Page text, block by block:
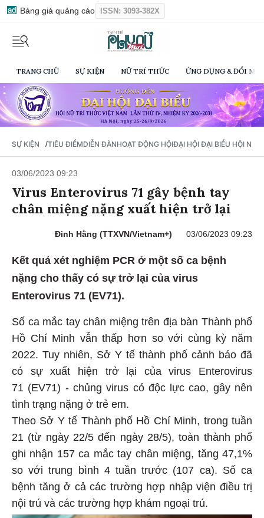
Bảng giá quảng cáo ISSN: 3093-382X
TRANG CHỦ SỰ KIỆN NỮ TRÍ THỨC ỨNG DỤNG & ĐỔI
SỰ KIỆN /TIÊU ĐIỂMDIỄN ĐÀNHOẠT ĐỘNG HỘIĐẠI HỘI ĐẠI BIỂU HỘI NỮ
03/06/2023 09:23
Virus Enterovirus 71 gây bệnh tay
chân miệng nặng xuất hiện trở lại​
Đinh Hằng (TTXVN/Vietnam+) 03/06/2023 09:23
Kết quả xét nghiệm PCR ở một số ca bệnh
nặng cho thấy có sự trở lại của virus
Enterovirus 71 (EV71).
Số ca mắc tay chân miệng trên địa bàn Thành phố
Hồ Chí Minh vẫn thấp hơn so với cùng kỳ năm
2022. Tuy nhiên, Sở Y tế thành phố cảnh báo đã
có sự xuất hiện trở lại của virus Enterovirus
71 (EV71) - chủng virus có độc lực cao, gây nên
tình trạng nặng ở trẻ em.
Theo Sở Y tế Thành phố Hồ Chí Minh, trong tuần
21 (từ ngày 22/5 đến ngày 28/5), toàn thành phố
ghi nhận 157 ca mắc tay chân miệng, tăng 47,1%
so với trung bình 4 tuần trước (107 ca). Số ca
bệnh tăng ở cả các trường hợp nhập viện điều trị
nội trú và các trường hợp khám ngoại trú.